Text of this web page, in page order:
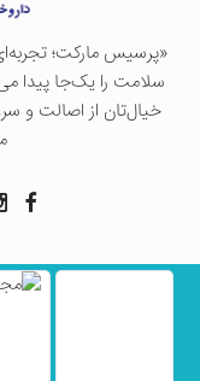
«پرسيس ماركت؛
سلامت را یک‌جا پیدا
خیال‌تان از اصالت و